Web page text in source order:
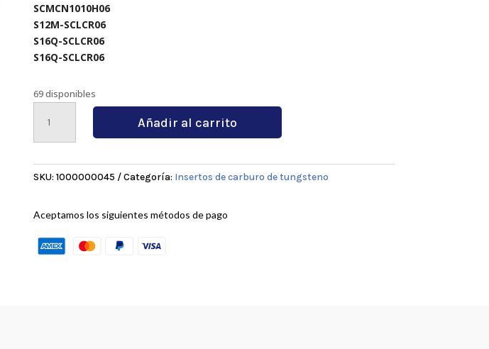
SCMCN1010H06
S12M-SCLCR06
S16Q-SCLCR06
S16Q-SCLCR06
69 disponibles
CCMT060208VP
TF
Añadir al carrito
SKU: 1000000045 Categoría: Insertos de carburo de tungsteno
Aceptamos los siguientes métodos de pago